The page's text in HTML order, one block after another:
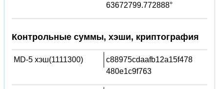
63672799.772888°
Контрольные суммы, хэши, криптография
MD-5 хэш(1111300)
c88975cdaafb12a15f478
480e1c9f763